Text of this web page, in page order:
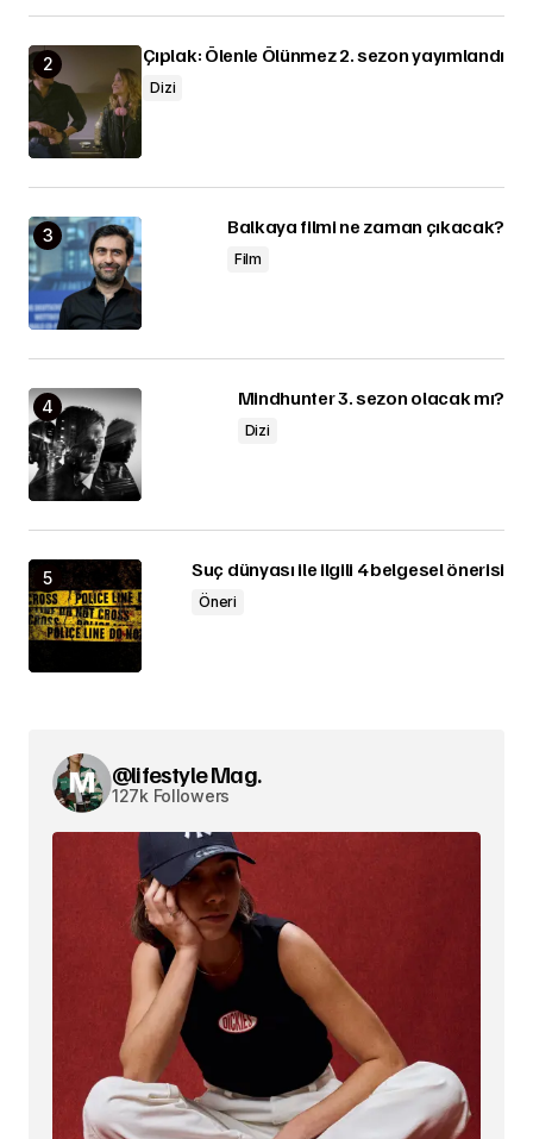
Çıplak: Ölenle Ölünmez 2. sezon yayımlandı
Dizi
Balkaya filmi ne zaman çıkacak?
Film
Mindhunter 3. sezon olacak mı?
Dizi
Suç dünyası ile ilgili 4 belgesel önerisi
Öneri
@lifestyle Mag.
127k Followers